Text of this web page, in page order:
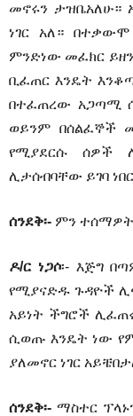
መኖሩን ታዝቤአለሁ።
ነገር አለ።
ምንድነው መፈክር
ቢፈጠር እንዴት
በተፈጠረው አጋጣሚ
ወይንም በሰልፈኞች
የሚያደርሱ ሰዎች
ሊታሰብባቸው ይገባ
ሰንደቅ፡- ምን
ዶ/ር ነጋሶ፡- እጅግ
የሚያናድዱ ጉዳዮች
አይነት ችግሮች
ሲወጡ እንዴት ነው
ያለመኖር ነገር
ሰንደቅ፡-ማስተር